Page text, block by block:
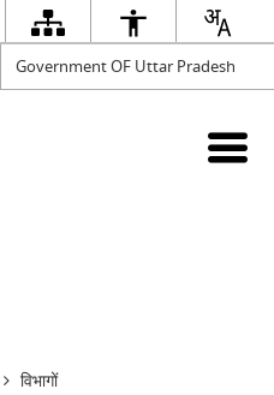
Government OF Uttar Pradesh
विभागों